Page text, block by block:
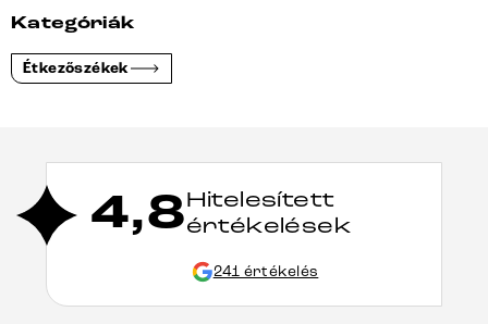
Kategóriák
Étkezőszékek
4,8Hitelesített
értékelések
241 értékelés